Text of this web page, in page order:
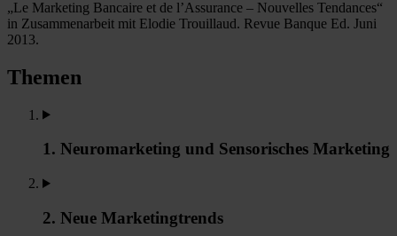
„Le Marketing Bancaire et de l’Assurance – Nouvelles Tendances“
in Zusammenarbeit mit Elodie Trouillaud. Revue Banque Ed. Juni
2013.
Themen
1. Neuromarketing und Sensorisches Marketing
2. Neue Marketingtrends